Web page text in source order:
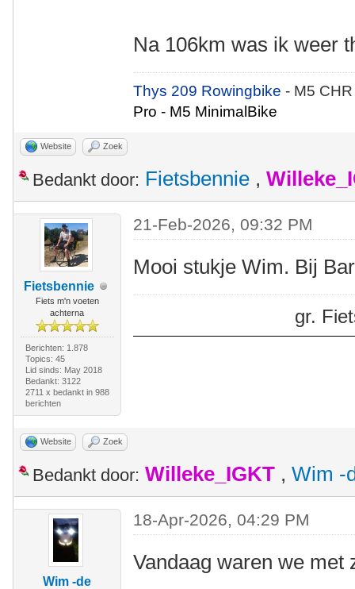
Na 106km was ik weer
Thys 209 Rowingbike- M5
Pro - M5 MinimalBike
Website Zoek
Bedankt door: Fietsbennie ,
Fietsbennie
Fiets m'n voeten
achterna
Berichten: 1.878
Topics: 45
Lid sinds: May 2018
Bedankt: 3122
2711 x bedankt in 988
berichten
21-Feb-2026, 09:32 PM
Mooi stukje Wim. Bij
gr.
Website Zoek
Bedankt door: Willeke_IGKT , Wim -
Wim -de
18-Apr-2026, 04:29 PM
Vandaag waren we met